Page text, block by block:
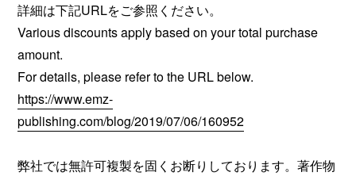
詳細は下記URLをご参照ください。
Various discounts apply based on your total purchase
amount.
For details, please refer to the URL below.
https://www.emz-
publishing.com/blog/2019/07/06/160952
弊社では無許可複製を固くお断りしております。著作物